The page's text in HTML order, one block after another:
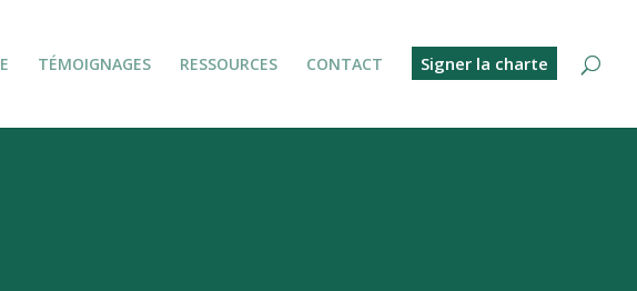
TÉMOIGNAGES RESSOURCES CONTACT Signer la charte